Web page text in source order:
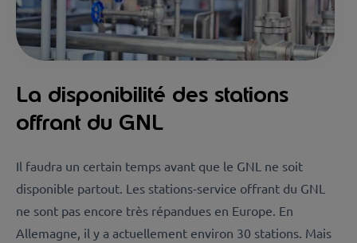
La disponibilité des stations
offrant du GNL
Il faudra un certain temps avant que le GNL ne soit
disponible partout. Les stations-service offrant du GNL
ne sont pas encore très répandues en Europe. En
Allemagne, il y a actuellement environ 30 stations. Mais